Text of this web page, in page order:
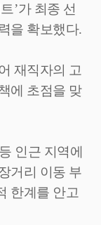
’가 최종 선
을 확보했다.
재직자의 고
에 초점을 맞
인근 지역에
거리 이동 부
한계를 안고